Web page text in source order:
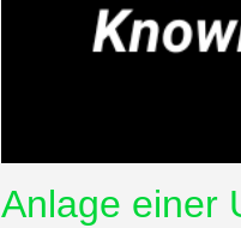
Anlage einer